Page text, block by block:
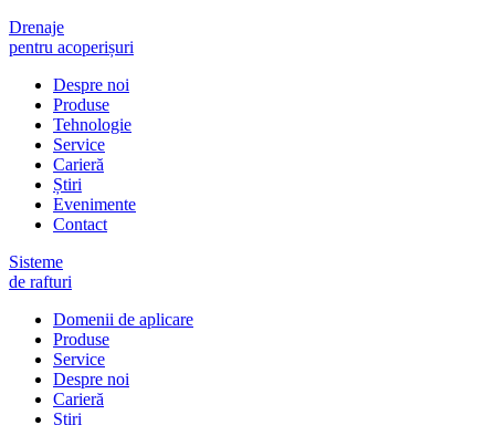
Drenaje
pentru acoperișuri
Despre noi
Produse
Tehnologie
Service
Carieră
Știri
Evenimente
Contact
Sisteme
de rafturi
Domenii de aplicare
Produse
Service
Despre noi
Carieră
Știri